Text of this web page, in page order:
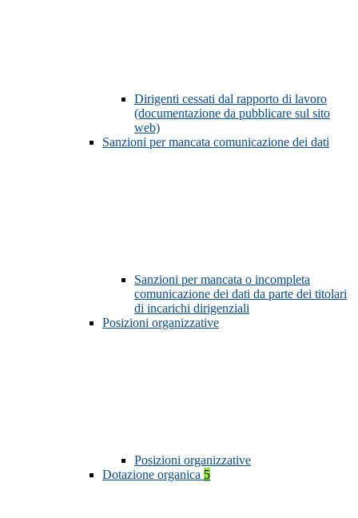
Dirigenti cessati dal rapporto di lavoro
(documentazione da pubblicare sul sito
web)
Sanzioni per mancata comunicazione dei dati
Sanzioni per mancata o incompleta
comunicazione dei dati da parte dei titolari
di incarichi dirigenziali
Posizioni organizzative
Posizioni organizzative
Dotazione organica 5